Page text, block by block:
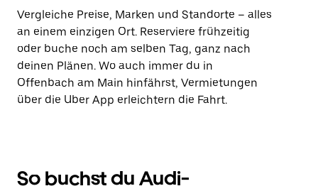
Vergleiche Preise, Marken und Standorte – alles
an einem einzigen Ort. Reserviere frühzeitig
oder buche noch am selben Tag, ganz nach
deinen Plänen. Wo auch immer du in
Offenbach am Main hinfährst, Vermietungen
über die Uber App erleichtern die Fahrt.
So buchst du Audi-